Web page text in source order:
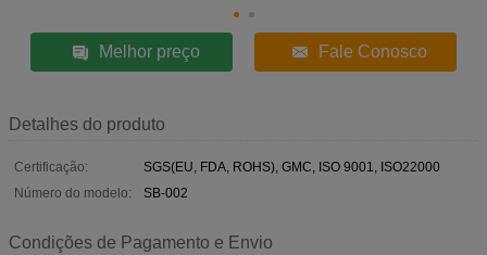
Melhor preço Fale Conosco
Detalhes do produto
Certificação:
SGS(EU, FDA, ROHS), GMC, ISO 9001, ISO22000
Número do modelo:
SB-002
Condições de Pagamento e Envio